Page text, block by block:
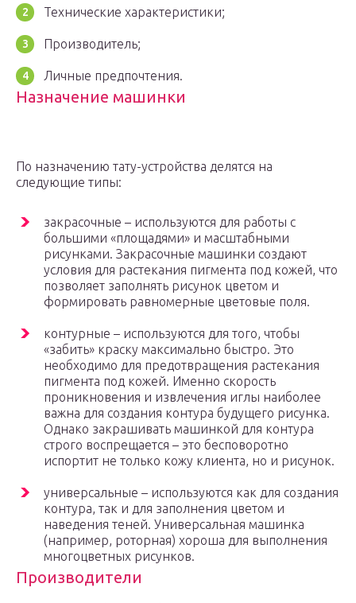
Технические характеристики;
Производитель;
Личные предпочтения.
Назначение машинки
По назначению тату-устройства делятся на
следующие типы:
закрасочные – используются для работы с
большими «площадями» и масштабными
рисунками. Закрасочные машинки создают
условия для растекания пигмента под кожей, что
позволяет заполнять рисунок цветом и
формировать равномерные цветовые поля.
контурные – используются для того, чтобы
«забить» краску максимально быстро. Это
необходимо для предотвращения растекания
пигмента под кожей. Именно скорость
проникновения и извлечения иглы наиболее
важна для создания контура будущего рисунка.
Однако закрашивать машинкой для контура
строго воспрещается – это бесповоротно
испортит не только кожу клиента, но и рисунок.
универсальные – используются как для создания
контура, так и для заполнения цветом и
наведения теней. Универсальная машинка
(например, роторная) хороша для выполнения
многоцветных рисунков.
Производители